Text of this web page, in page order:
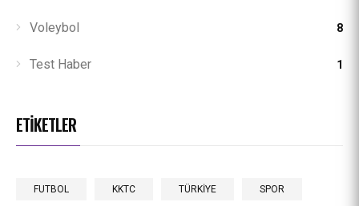
Voleybol 8
Test Haber 1
ETIKETLER
FUTBOL KKTC TÜRKİYE SPOR